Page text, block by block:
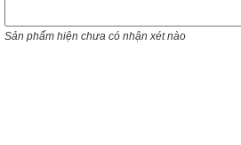
Sản phẩm hiện chưa có nhận xét nào